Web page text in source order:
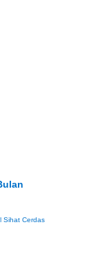
Sihat Cerdas